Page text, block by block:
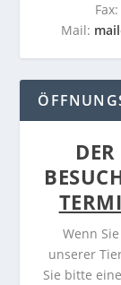
Mail:
Wenn
unserer
Sie bitte